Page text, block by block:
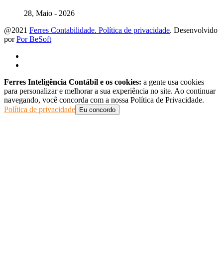
28, Maio - 2026
@2021 Ferres Contabilidade. Política de privacidade. Desenvolvido
porPor BeSoft
Ferres Inteligência Contábil e os cookies: a gente usa cookies
para personalizar e melhorar a sua experiência no site. Ao continuar
navegando, você concorda com a nossa Política de Privacidade.
Política de privacidade
Eu concordo